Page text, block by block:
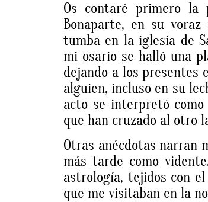
Os contaré primero la
Bonaparte, en su
tumba en la iglesia de
mi osario se halló una
dejando a los presentes
alguien, incluso en su
acto se interpretó
que han cruzado al otro
Otras anécdotas narran
más tarde como
astrología, tejidos con
que me visitaban en la